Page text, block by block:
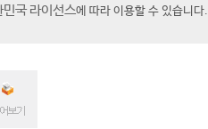
국 라이선스에 따라 이용할 수 있습니다.